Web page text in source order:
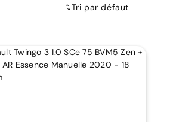
Tri par défaut